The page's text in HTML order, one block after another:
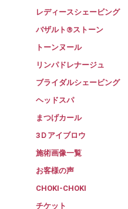
レディースシェービング
バザルト®ストーン
トーンヌール
リンパドレナージュ
ブライダルシェービング
ヘッドスパ
まつげカール
3Ｄアイブロウ
施術画像一覧
お客様の声
CHOKI-CHOKI
チケット